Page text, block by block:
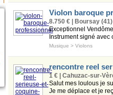
Violon baroque
8.750 € | Boursay (41)
Exceptionnel
Instrument signé avec
Musique > Violons
rencontre reel
1 € | Cahuzac-sur-
Salut mes loulous je
Je me déplace et je